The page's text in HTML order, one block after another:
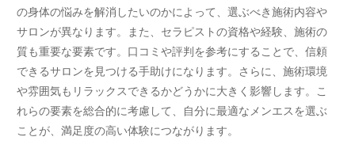
の身体の悩みを解消したいのかによって、選ぶべき施術内容や
サロンが異なります。また、セラピストの資格や経験、施術の
質も重要な要素です。口コミや評判を参考にすることで、信頼
できるサロンを見つける手助けになります。さらに、施術環境
や雰囲気もリラックスできるかどうかに大きく影響します。こ
れらの要素を総合的に考慮して、自分に最適なメンエスを選ぶ
ことが、満足度の高い体験につながります。